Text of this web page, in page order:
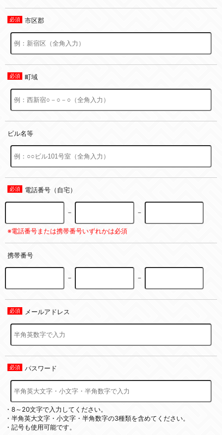
市区郡
町域
ビル名等
電話番号（自宅）
－ －
※電話番号または携帯番号いずれかは必須
携帯番号
－ －
メールアドレス
パスワード
・8～20文字で入力してください。
・半角英大文字・小文字・半角数字の3種類を含めてください。
・記号も使用可能です。